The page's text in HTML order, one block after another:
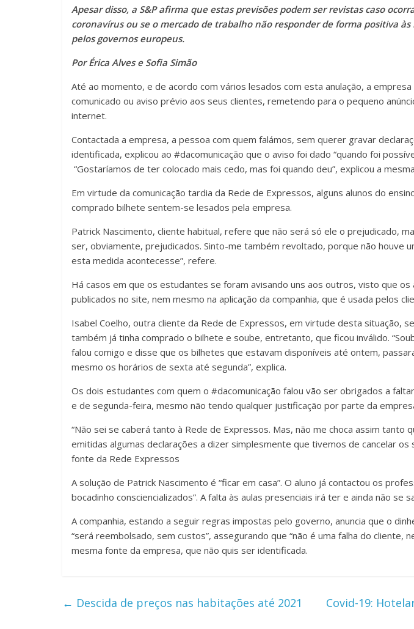
Apesar disso, a S&P afirma que estas previsões podem ser revistas caso
coronavírus ou se o mercado de trabalho não responder de forma positiva
pelos governos europeus.
Por Érica Alves e Sofia Simão
Até ao momento, e de acordo com vários lesados com esta anulação, a
comunicado ou aviso prévio aos seus clientes, remetendo para o pequeno
internet.
Contactada a empresa, a pessoa com quem falámos, sem querer gravar
identificada, explicou ao #dacomunicação que o aviso foi dado “quando foi
“Gostaríamos de ter colocado mais cedo, mas foi quando deu”, explicou a
Em virtude da comunicação tardia da Rede de Expressos, alguns alunos do
comprado bilhete sentem-se lesados pela empresa.
Patrick Nascimento, cliente habitual, refere que não será só ele o prejudicado,
ser, obviamente, prejudicados. Sinto-me também revoltado, porque não houve
esta medida acontecesse”, refere.
Há casos em que os estudantes se foram avisando uns aos outros, visto que os
publicados no site, nem mesmo na aplicação da companhia, que é usada pelos
Isabel Coelho, outra cliente da Rede de Expressos, em virtude desta situação,
também já tinha comprado o bilhete e soube, entretanto, que ficou inválido.
falou comigo e disse que os bilhetes que estavam disponíveis até ontem,
mesmo os horários de sexta até segunda”, explica.
Os dois estudantes com quem o #dacomunicação falou vão ser obrigados a
e de segunda-feira, mesmo não tendo qualquer justificação por parte da
“Não sei se caberá tanto à Rede de Expressos. Mas, não me choca assim tanto
emitidas algumas declarações a dizer simplesmente que tivemos de cancelar os
fonte da Rede Expressos
A solução de Patrick Nascimento é “ficar em casa”. O aluno já contactou os
bocadinho consciencializados”. A falta às aulas presenciais irá ter e ainda não se
A companhia, estando a seguir regras impostas pelo governo, anuncia que o
“será reembolsado, sem custos”, assegurando que “não é uma falha do cliente,
mesma fonte da empresa, que não quis ser identificada.
← Descida de preços nas habitações até 2021 Covid-19: